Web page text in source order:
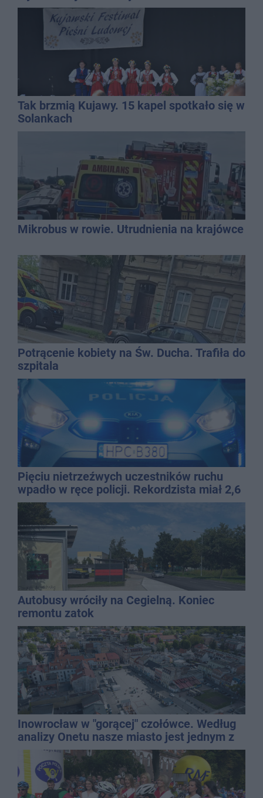
Tak brzmią Kujawy. 15 kapel spotkało się w
Solankach
Mikrobus w rowie. Utrudnienia na krajówce
Potrącenie kobiety na Św. Ducha. Trafiła do
szpitala
Pięciu nietrzeźwych uczestników ruchu
wpadło w ręce policji. Rekordzista miał 2,6
promila
Autobusy wróciły na Cegielną. Koniec
remontu zatok
Inowrocław w "gorącej" czołówce. Według
analizy Onetu nasze miasto jest jednym z
najbardziej narażonych na upały